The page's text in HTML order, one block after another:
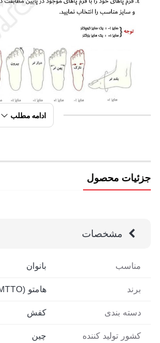
ادامه مطلب
جزئیات محصول
مشخصات
مناسب بانوان
برند هامتو (HUMTTO)
دسته بندی کفش
کشور تولید کننده
چین